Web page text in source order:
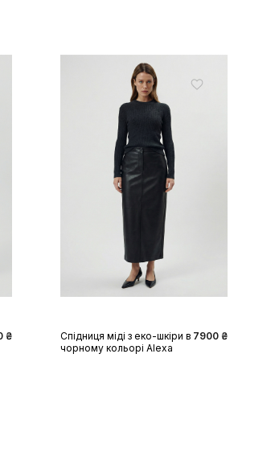
₴
XL
Спідниця міді з еко-шкіри в
чорному кольорі Alexa
7900 ₴